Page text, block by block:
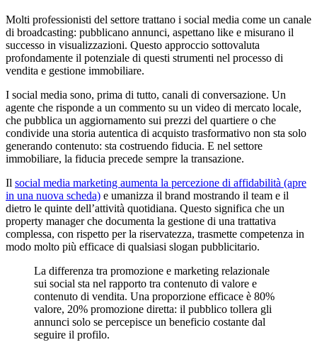
Molti professionisti del settore trattano i social media come un canale
di broadcasting: pubblicano annunci, aspettano like e misurano il
successo in visualizzazioni. Questo approccio sottovaluta
profondamente il potenziale di questi strumenti nel processo di
vendita e gestione immobiliare.
I social media sono, prima di tutto, canali di conversazione. Un
agente che risponde a un commento su un video di mercato locale,
che pubblica un aggiornamento sui prezzi del quartiere o che
condivide una storia autentica di acquisto trasformativo non sta solo
generando contenuto: sta costruendo fiducia. E nel settore
immobiliare, la fiducia precede sempre la transazione.
Il social media marketing aumenta la percezione di affidabilità (apre
in una nuova scheda) e umanizza il brand mostrando il team e il
dietro le quinte dell’attività quotidiana. Questo significa che un
property manager che documenta la gestione di una trattativa
complessa, con rispetto per la riservatezza, trasmette competenza in
modo molto più efficace di qualsiasi slogan pubblicitario.
La differenza tra promozione e marketing relazionale
sui social sta nel rapporto tra contenuto di valore e
contenuto di vendita. Una proporzione efficace è 80%
valore, 20% promozione diretta: il pubblico tollera gli
annunci solo se percepisce un beneficio costante dal
seguire il profilo.